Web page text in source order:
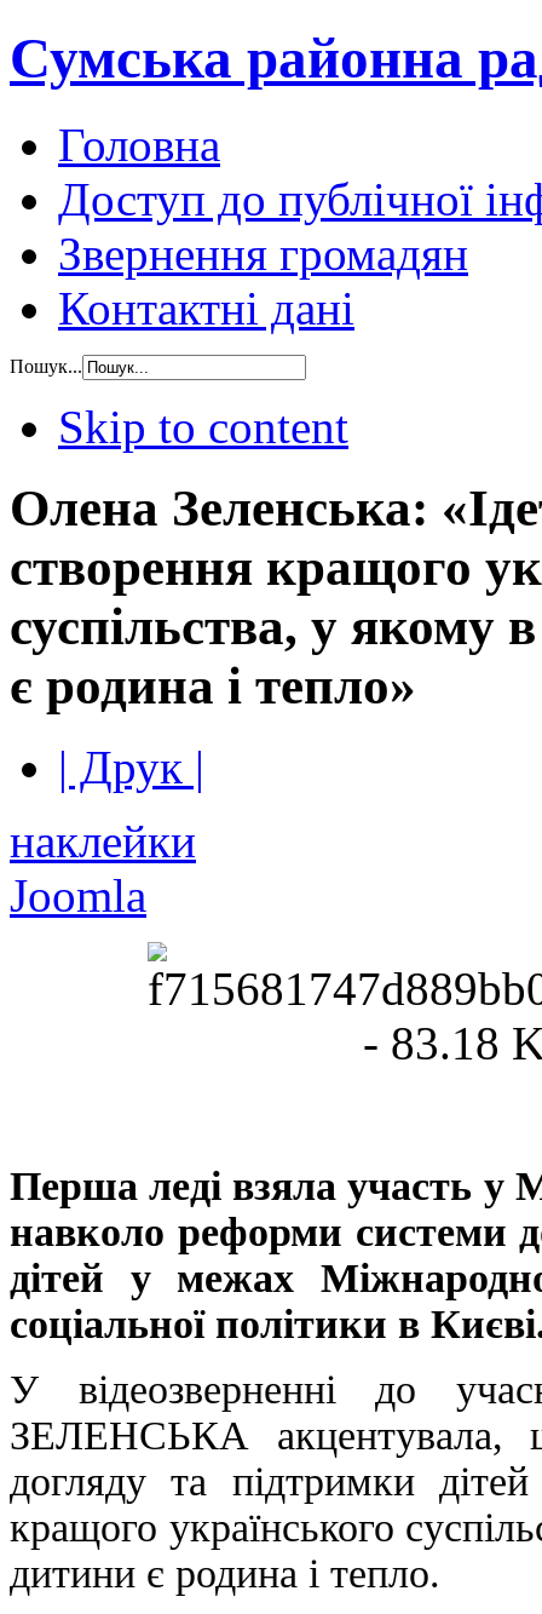
Сумська районна
Головна
Доступ до публічної
Звернення громадян
Контактні дані
Пошук...
Skip to content
Олена Зеленська:
створення кращого
суспільства, у якому
є родина і тепло»
| Друк |
наклейки
Joomla
Перша леді взяла участь у
навколо реформи системи
дітей у межах
соціальної політики в
У відеозверненні до
ЗЕЛЕНСЬКА акцентувала,
догляду та підтримки
кращого українського
дитини є родина і тепло.